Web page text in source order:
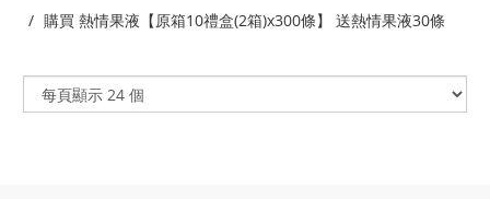
購買 熱情果液【原箱10禮盒(2箱)x300條】 送熱情果液30條